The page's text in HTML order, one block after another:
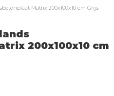
Matrix 200x100x10 cm Grijs
200x100x10 cm